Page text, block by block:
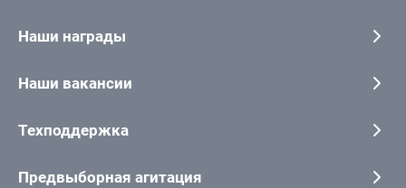
Наши награды
Наши вакансии
Техподдержка
Предвыборная агитация